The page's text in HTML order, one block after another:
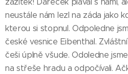
zážitek! Dáreček plaval s námi,
neustále nám lezl na záda jako
kterou si stopnul. Odpoledne
české vesnice Eibenthal.
češi úplně všude. Odoledne
na střeše hradu a odpočívali.